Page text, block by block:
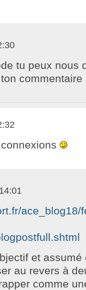
tu peux nous
commentaire
ace_blog18/
et assumé
au revers à
comme